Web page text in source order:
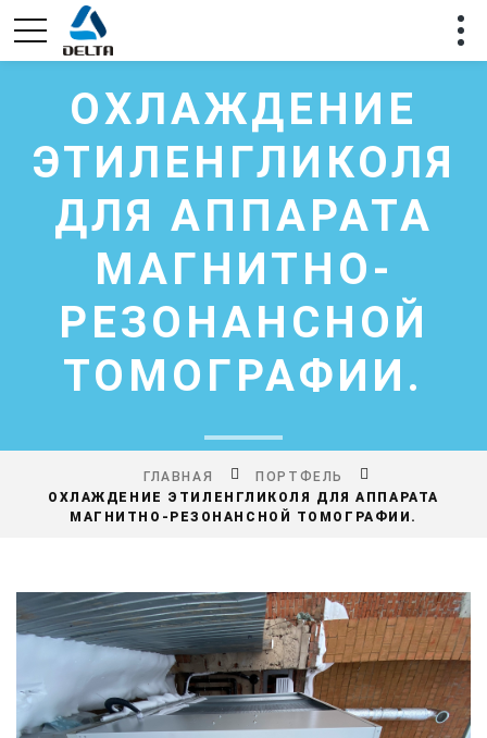
ОХЛАЖДЕНИЕ
ЭТИЛЕНГЛИКОЛЯ
ДЛЯ АППАРАТА
МАГНИТНО-
РЕЗОНАНСНОЙ
ТОМОГРАФИИ.
ГЛАВНАЯ
ПОРТФЕЛЬ
ОХЛАЖДЕНИЕ ЭТИЛЕНГЛИКОЛЯ ДЛЯ АППАРАТА
МАГНИТНО-РЕЗОНАНСНОЙ ТОМОГРАФИИ.